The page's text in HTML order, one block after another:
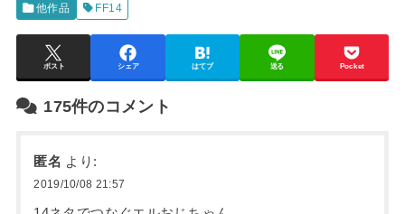
他作品 FF14
ポスト シェア はてブ 送る Pocket
175件のコメント
匿名 より:
2019/10/08 21:57